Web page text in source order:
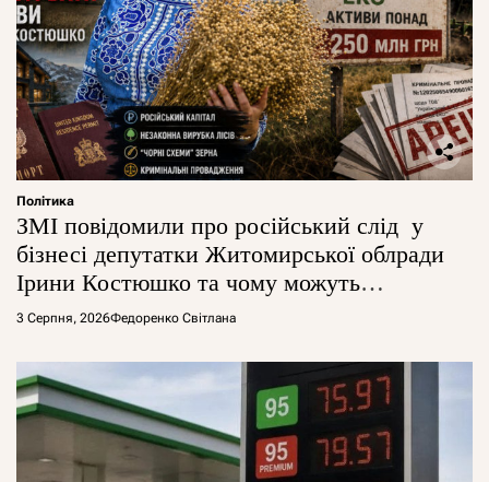
Політика
ЗМІ повідомили про російський слід у
бізнесі депутатки Житомирської облради
Ірини Костюшко та чому можуть
арештувати її активи
3 Серпня, 2026Федоренко Світлана